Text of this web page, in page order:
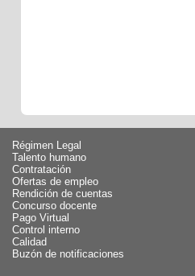
Régimen Legal
Talento humano
Contratación
Ofertas de empleo
Rendición de cuentas
Concurso docente
Pago Virtual
Control interno
Calidad
Buzón de notificaciones